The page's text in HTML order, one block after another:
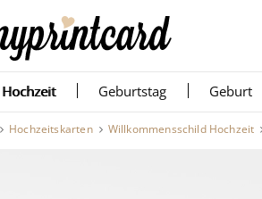
Hochzeit Geburtstag Geburt
Hochzeitskarten Willkommensschild Hochzeit